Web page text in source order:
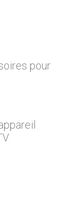
pour